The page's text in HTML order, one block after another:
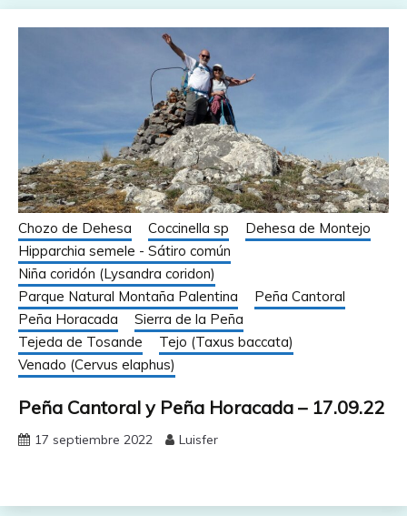
Chozo de Dehesa Coccinella sp
Dehesa de Montejo
Hipparchia semele - Sátiro común
Niña coridón (Lysandra coridon)
Parque Natural Montaña Palentina
Peña Cantoral
Peña Horacada
Sierra de la Peña
Tejeda de Tosande
Tejo (Taxus baccata)
Venado (Cervus elaphus)
Peña Cantoral y Peña Horacada – 17.09.22
17 septiembre 2022 Luisfer